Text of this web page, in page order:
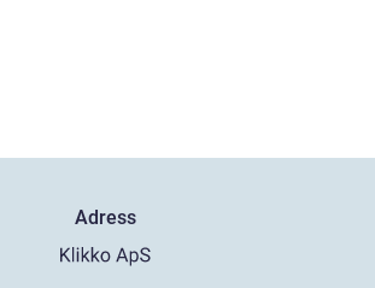
Adress